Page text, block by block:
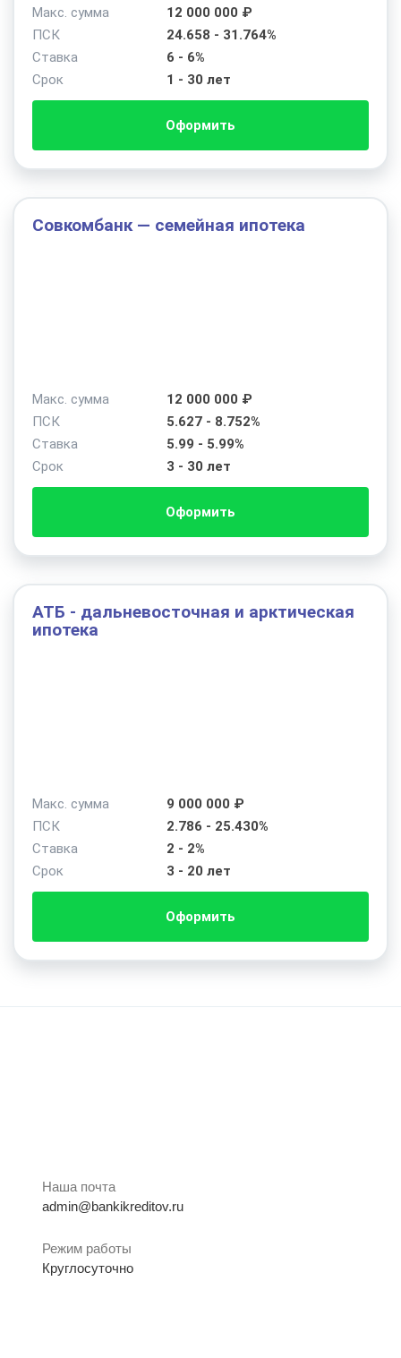
Макс. сумма
12 000 000 ₽
ПСК
24.658 - 31.764%
Ставка
6 - 6%
Срок
1 - 30 лет
Оформить
Совкомбанк — семейная ипотека
Макс. сумма
12 000 000 ₽
ПСК
5.627 - 8.752%
Ставка
5.99 - 5.99%
Срок
3 - 30 лет
Оформить
АТБ - дальневосточная и арктическая
ипотека
Макс. сумма
9 000 000 ₽
ПСК
2.786 - 25.430%
Ставка
2 - 2%
Срок
3 - 20 лет
Оформить
Наша почта
admin@bankikreditov.ru
Режим работы
Круглосуточно